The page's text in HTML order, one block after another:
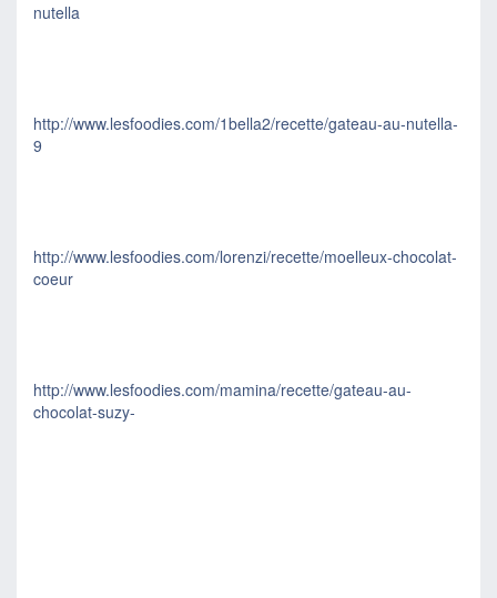
nutella
http://www.lesfoodies.com/1bella2/recette/gateau-au-nutella-
9
http://www.lesfoodies.com/lorenzi/recette/moelleux-chocolat-
coeur
http://www.lesfoodies.com/mamina/recette/gateau-au-
chocolat-suzy-